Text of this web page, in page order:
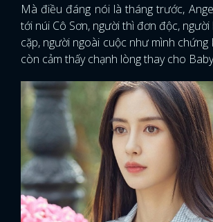
Mà điều đáng nói là tháng trước,
tới núi Cô Sơn, người thì đơn độc,
cặp, người ngoài cuộc như mình chứng
còn cảm thấy chạnh lòng thay cho